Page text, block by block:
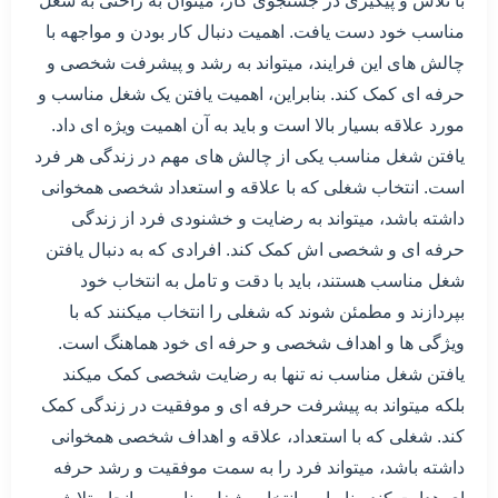
مناسب خود دست یافت. اهمیت دنبال کار بودن و مواجهه با
چالش های این فرایند، میتواند به رشد و پیشرفت شخصی و
حرفه ای کمک کند. بنابراین، اهمیت یافتن یک شغل مناسب و
مورد علاقه بسیار بالا است و باید به آن اهمیت ویژه ای داد.
یافتن شغل مناسب یکی از چالش های مهم در زندگی هر فرد
است. انتخاب شغلی که با علاقه و استعداد شخصی همخوانی
داشته باشد، میتواند به رضایت و خشنودی فرد از زندگی
حرفه ای و شخصی اش کمک کند. افرادی که به دنبال یافتن
شغل مناسب هستند، باید با دقت و تامل به انتخاب خود
بپردازند و مطمئن شوند که شغلی را انتخاب میکنند که با
ویژگی ها و اهداف شخصی و حرفه ای خود هماهنگ است.
یافتن شغل مناسب نه تنها به رضایت شخصی کمک میکند
بلکه میتواند به پیشرفت حرفه ای و موفقیت در زندگی کمک
کند. شغلی که با استعداد، علاقه و اهداف شخصی همخوانی
داشته باشد، میتواند فرد را به سمت موفقیت و رشد حرفه